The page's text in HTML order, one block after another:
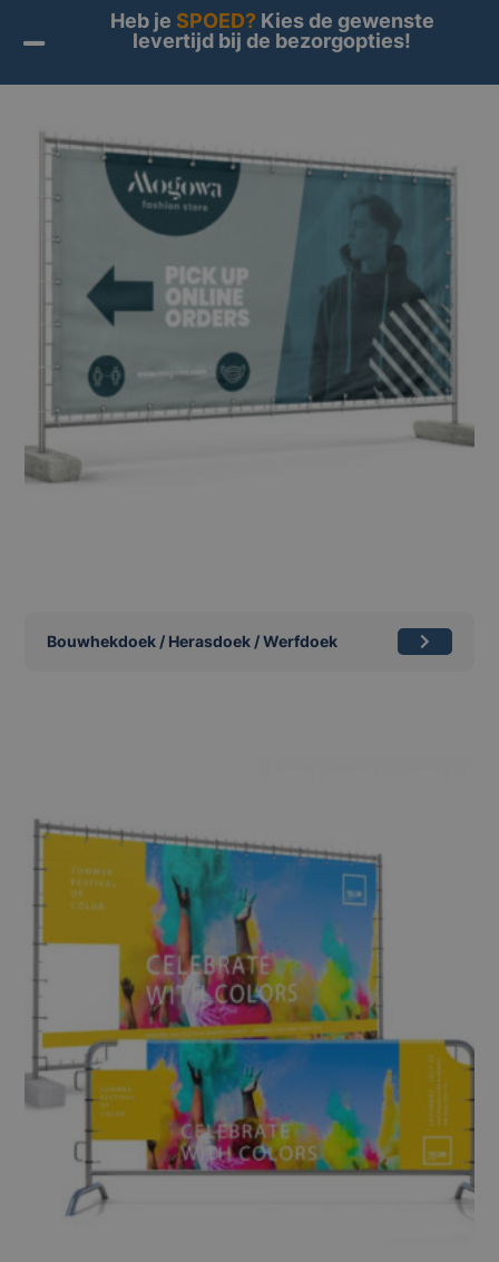
Bouwhekdoek / Herasdoek / Werfdoek
Heb je SPOED?Kies de gewenste
levertijd bij de bezorgopties!